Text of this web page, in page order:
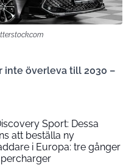
inte överleva till 2030 –
Sport: Dessa
att beställa ny
i Europa: tre gånger